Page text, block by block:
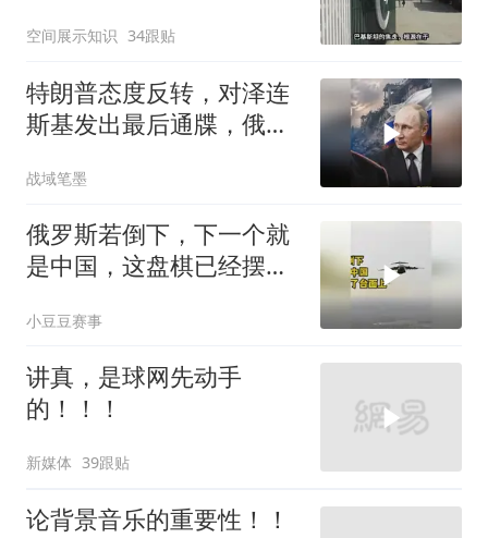
空间展示知识 34跟贴
特朗普态度反转，对泽连
斯基发出最后通牒，俄乌
战域笔墨
俄罗斯若倒下，下一个就
是中国，这盘棋已经摆到
小豆豆赛事
讲真，是球网先动手
的！！！
新媒体 39跟贴
论背景音乐的重要性！！